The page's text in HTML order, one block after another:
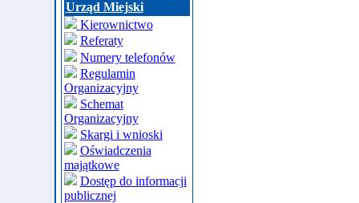
Urząd Miejski
Kierownictwo
Referaty
Numery telefonów
Regulamin
Organizacyjny
Schemat
Organizacyjny
Skargi i wnioski
Oświadczenia
majątkowe
Dostęp do informacji
publicznej